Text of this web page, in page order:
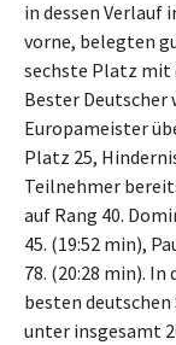
in dessen Verlauf
vorne, belegten
sechste Platz mit
Bester Deutscher
Europameister
Platz 25,
Teilnehmer
auf Rang 40.
45. (19:52 min),
78. (20:28 min).
besten
unter insgesamt